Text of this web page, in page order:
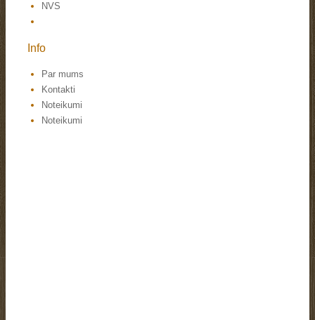
NVS
Info
Par mums
Kontakti
Noteikumi
Noteikumi